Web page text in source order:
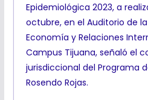
Epidemiológica 2023, a
octubre, en el Auditorio de
Economía y Relaciones
Campus Tijuana, señaló el
jurisdiccional del Programa
Rosendo Rojas.